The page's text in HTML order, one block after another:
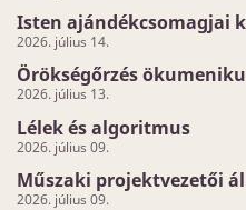
Isten ajándékcsomagjai
2026. július 14.
Örökségőrzés
2026. július 13.
Lélek és algoritmus
2026. július 09.
Műszaki projektvezetői
2026. július 09.